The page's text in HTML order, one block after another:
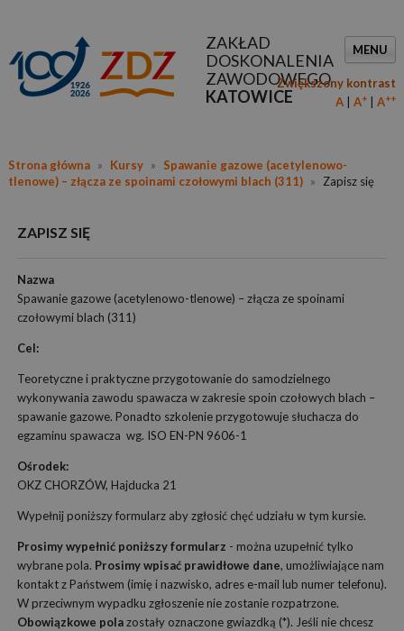
ZAKŁAD
DOSKONALENIA
ZAWODOWEGO
KATOWICE
MENU
Zwiększony kontrast
A
A+ A++
Strona główna » Kursy »
Spawanie gazowe (acetylenowo-
tlenowe) – złącza ze spoinami czołowymi blach (311) » Zapisz się
ZAPISZ SIĘ
Nazwa
Spawanie gazowe (acetylenowo-tlenowe) – złącza ze spoinami
czołowymi blach (311)
Cel:
Teoretyczne i praktyczne przygotowanie do samodzielnego
wykonywania zawodu spawacza w zakresie spoin czołowych blach –
spawanie gazowe. Ponadto szkolenie przygotowuje słuchacza do
egzaminu spawacza wg. ISO EN-PN 9606-1
Ośrodek:
OKZ CHORZÓW, Hajducka 21
Wypełnij poniższy formularz aby zgłosić chęć udziału w tym kursie.
Prosimy wypełnić poniższy formularz - można uzupełnić tylko
wybrane pola. Prosimy wpisać prawidłowe dane, umożliwiające nam
kontakt z Państwem (imię i nazwisko, adres e-mail lub numer telefonu).
W przeciwnym wypadku zgłoszenie nie zostanie rozpatrzone.
Obowiązkowe polazostały oznaczone gwiazdką (*). Jeśli nie chcesz